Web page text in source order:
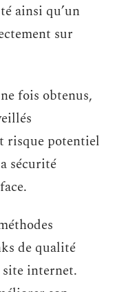
ainsi qu’un
sur
fois obtenus,
risque potentiel
sécurité
de qualité
internet.